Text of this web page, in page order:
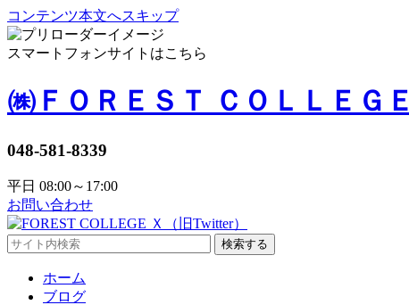
コンテンツ本文へスキップ
スマートフォンサイトはこちら
㈱ＦＯＲＥＳＴ ＣＯＬＬＥＧＥ
048-581-8339
平日 08:00～17:00
お問い合わせ
検索する
ホーム
ブログ